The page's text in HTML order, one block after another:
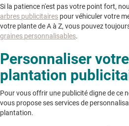
Si la patience n'est pas votre point fort,
arbres publicitaires pour véhiculer votre
votre plante de A à Z, vous pouvez
graines personnalisables.
Personnaliser
plantation
Pour vous offrir une publicité digne de ce
vous propose ses services de
plantation.